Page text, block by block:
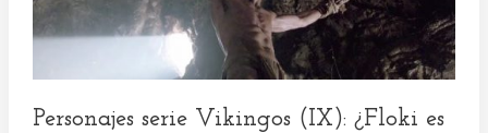
hijo?
Personajes serie Vikingos (IX): ¿Floki es